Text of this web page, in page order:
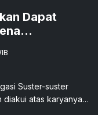
Dapat
Filipina
Suster-suster
diakui atas karyanya